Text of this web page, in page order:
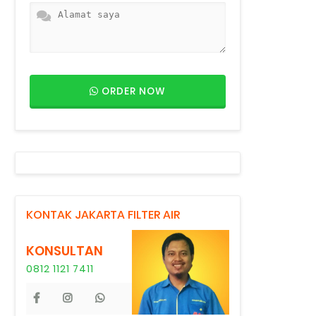
ORDER NOW
KONTAK JAKARTA FILTER AIR
KONSULTAN
0812 1121 7411